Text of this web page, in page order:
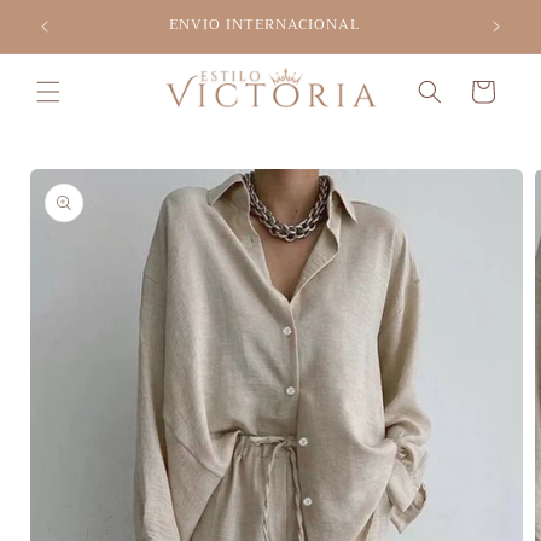
directamente
ENVIO INTERNACIONAL
Carrito
directamente
información